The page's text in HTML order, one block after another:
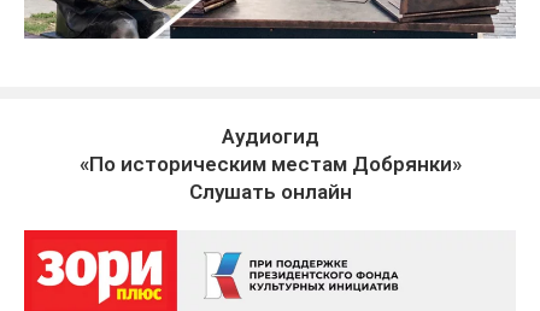
Аудиогид
«По историческим местам Добрянки»
Слушать онлайн